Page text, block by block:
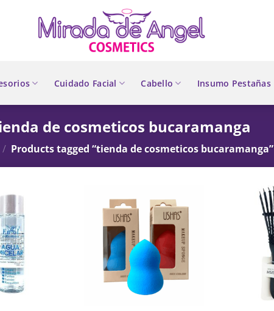
Cuidado Facial Cabello Insumo Pestañas
de cosmeticos bucaramanga
/ Products tagged “tienda de cosmeticos bucaramanga”